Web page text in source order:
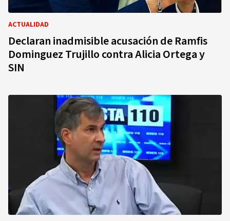
ACTUALIDAD
Declaran inadmisible acusación de Ramfis
Dominguez Trujillo contra Alicia Ortega y
SIN